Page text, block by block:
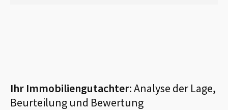
Ihr Immobiliengutachter:Analyse der Lage,
Beurteilung und Bewertung